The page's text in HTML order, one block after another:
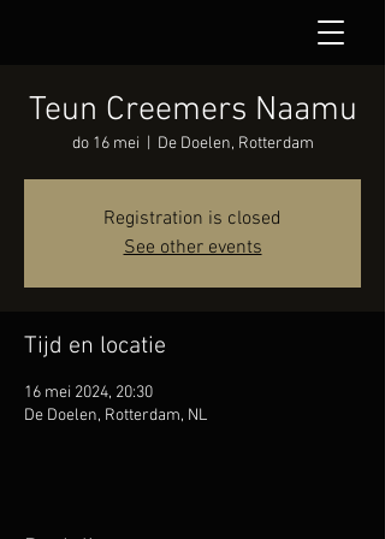
Teun Creemers Naamu
do 16 mei De Doelen, Rotterdam
Registration is closed
See other events
Tijd en locatie
16 mei 2024, 20:30
De Doelen, Rotterdam, NL